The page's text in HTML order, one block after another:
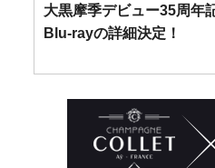
大黒摩季デビュー35周年
Blu-rayの詳細決定！